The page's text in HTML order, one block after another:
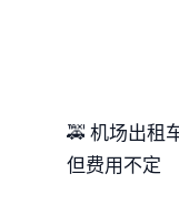
🚕 机场出租
但费用不定